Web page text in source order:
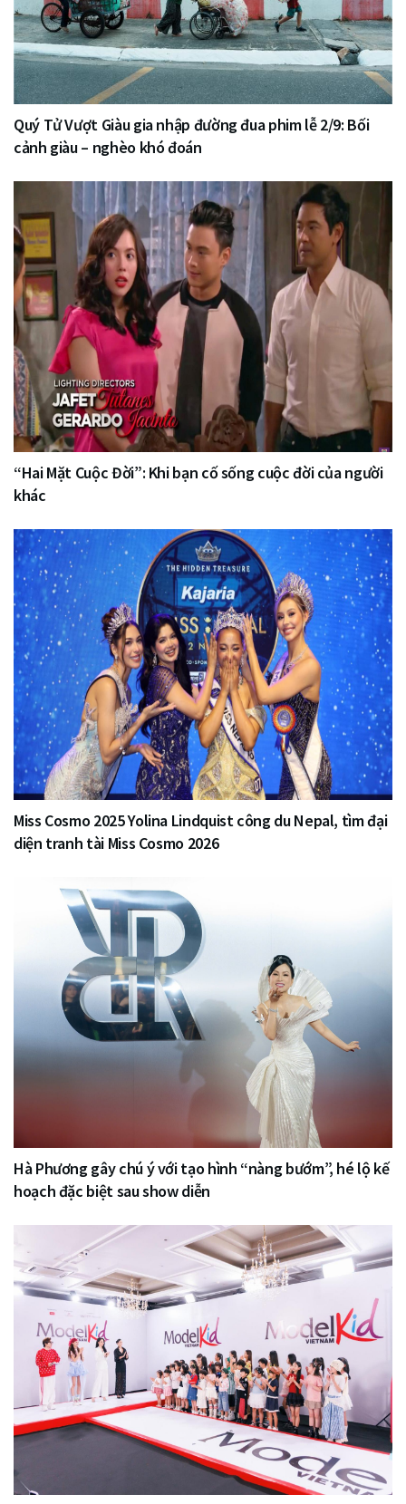
Quý Tử Vượt Giàu gia nhập đường đua phim lễ 2/9: Bối
cảnh giàu – nghèo khó đoán
“Hai Mặt Cuộc Đời”: Khi bạn cố sống cuộc đời của người
khác
Miss Cosmo 2025 Yolina Lindquist công du Nepal, tìm đại
diện tranh tài Miss Cosmo 2026
Hà Phương gây chú ý với tạo hình “nàng bướm”, hé lộ kế
hoạch đặc biệt sau show diễn